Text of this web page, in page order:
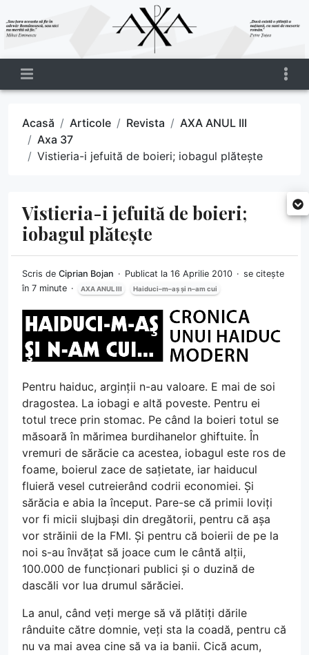
Acasă Articole Revista
AXA ANUL III
Axa 37
Vistieria-i jefuită de boieri; iobagul plătește
Vistieria-i jefuită de boieri;
iobagul plătește
Scris de Ciprian Bojan Publicat la 16 Aprilie 2010
se citește
în 7 minute
AXA ANUL III Haiduci–m–aș și n–am cui
Pentru haiduc, arginții n-au valoare. E mai de soi
dragostea. La iobagi e altă poveste. Pentru ei
totul trece prin stomac. Pe când la boieri totul se
măsoară în mărimea burdihanelor ghiftuite. În
vremuri de sărăcie ca acestea, iobagul este ros de
foame, boierul zace de sațietate, iar haiducul
fluieră vesel cutreierând codrii economiei. Și
sărăcia e abia la început. Pare-se că primii loviți
vor fi micii slujbași din dregătorii, pentru că așa
vor străinii de la FMI. Și pentru că boierii de pe la
noi s-au învățat să joace cum le cântă alții,
100.000 de funcționari publici și o duzină de
dascăli vor lua drumul sărăciei.
La anul, când veți merge să vă plătiți dările
rânduite către domnie, veți sta la coadă, pentru că
nu va mai avea cine să va ia banii. Cică acum,